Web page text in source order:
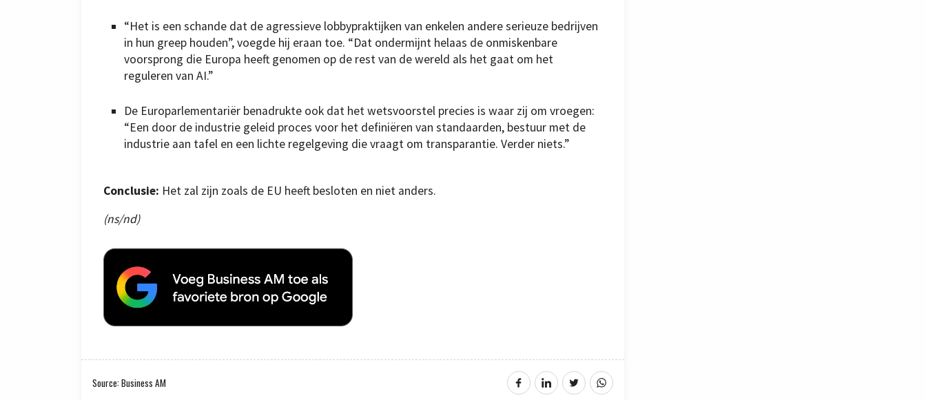
“Het is een schande dat de agressieve lobbypraktijken van enkelen andere serieuze bedrijven
in hun greep houden”, voegde hij eraan toe. “Dat ondermijnt helaas de onmiskenbare
voorsprong die Europa heeft genomen op de rest van de wereld als het gaat om het
reguleren van AI.”
De Europarlementariër benadrukte ook dat het wetsvoorstel precies is waar zij om vroegen:
“Een door de industrie geleid proces voor het definiëren van standaarden, bestuur met de
industrie aan tafel en een lichte regelgeving die vraagt om transparantie. Verder niets.”
Conclusie: Het zal zijn zoals de EU heeft besloten en niet anders.
(ns/nd)
Source: Business AM